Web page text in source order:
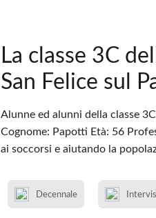
La classe 3C
San Felice sul
Alunne ed alunni della classe
Cognome: Papotti Età: 56
ai soccorsi e aiutando la
Decennale